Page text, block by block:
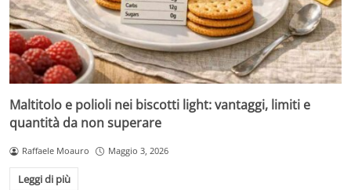
Maltitolo e polioli nei biscotti light: vantaggi, limiti e
quantità da non superare
Raffaele Moauro Maggio 3, 2026
Leggi di più